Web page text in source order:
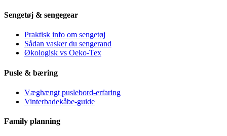
Sengetøj & sengegear
Praktisk info om sengetøj
Sådan vasker du sengerand
Økologisk vs Oeko-Tex
Pusle & bæring
Væghængt puslebord-erfaring
Vinterbadekåbe-guide
Family planning